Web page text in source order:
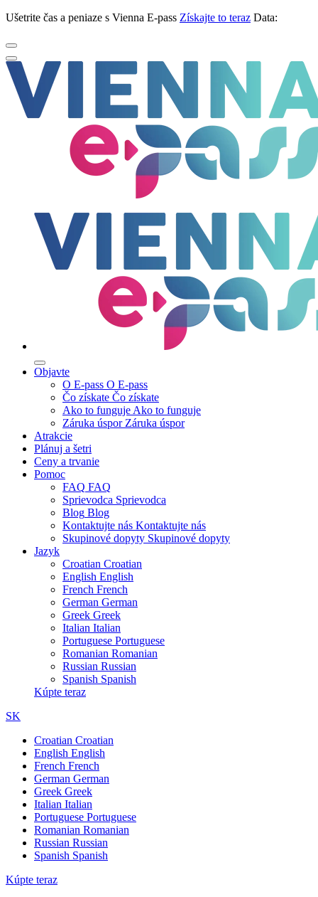
Ušetrite čas a peniaze s Vienna E-pass Získajte to teraz Data:
Objavte
O E-pass O E-pass
Čo získate Čo získate
Ako to funguje Ako to funguje
Záruka úspor Záruka úspor
Atrakcie
Plánuj a šetri
Ceny a trvanie
Pomoc
FAQ FAQ
Sprievodca Sprievodca
Blog Blog
Kontaktujte nás Kontaktujte nás
Skupinové dopyty Skupinové dopyty
Jazyk
Croatian Croatian
English English
French French
German German
Greek Greek
Italian Italian
Portuguese Portuguese
Romanian Romanian
Russian Russian
Spanish Spanish
Kúpte teraz
SK
Croatian Croatian
English English
French French
German German
Greek Greek
Italian Italian
Portuguese Portuguese
Romanian Romanian
Russian Russian
Spanish Spanish
Kúpte teraz